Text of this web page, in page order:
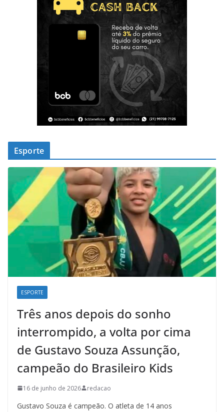
Esporte
ESPORTE
Três anos depois do sonho
interrompido, a volta por cima
de Gustavo Souza Assunção,
campeão do Brasileiro Kids
16 de junho de 2026 redacao
Gustavo Souza é campeão. O atleta de 14 anos